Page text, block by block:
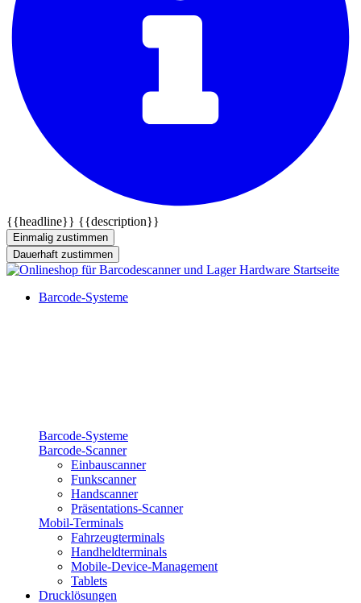
{{headline}} {{description}}
Einmalig zustimmen
Dauerhaft zustimmen
Barcode-Systeme
Barcode-Systeme
Barcode-Scanner
Einbauscanner
Funkscanner
Handscanner
Präsentations-Scanner
Mobil-Terminals
Fahrzeugterminals
Handheldterminals
Mobile-Device-Management
Tablets
Drucklösungen